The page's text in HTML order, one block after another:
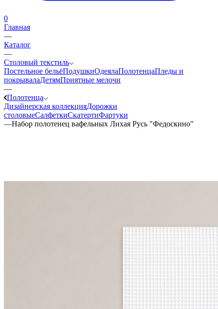
0
Главная
—
Каталог
—
Столовый текстиль
Постельное бельёПодушкиОдеялаПолотенцаПледы и
покрывалаДетямПриятные мелочи
—
Полотенца
Дизайнерская коллекцияДорожки
столовыеСалфеткиСкатертиФартуки
—Набор полотенец вафельных Лихая Русь "Федоскино"